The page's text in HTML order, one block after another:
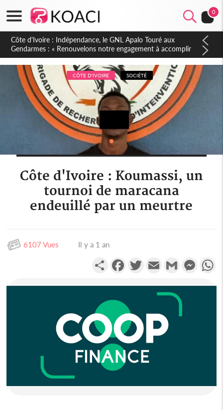
0
Sierra Leone : Un projet de réforme constitutionnelle en
gestation, points clés des amendements, un exclu d'avance
CÔTE D'IVOIRE SOCIÉTÉ
Côte d'Ivoire : Koumassi, un
tournoi de maracana
endeuillé par un meurtre
6107 Vues Il y a 1 an
PartagerFacebookTwitterEmail Gmail